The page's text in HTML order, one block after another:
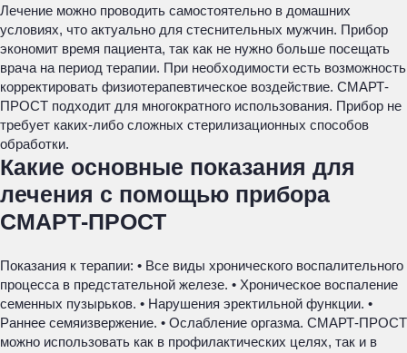
Лечение можно проводить самостоятельно в домашних
условиях, что актуально для стеснительных мужчин. Прибор
экономит время пациента, так как не нужно больше посещать
врача на период терапии. При необходимости есть возможность
корректировать физиотерапевтическое воздействие. СМАРТ-
ПРОСТ подходит для многократного использования. Прибор не
требует каких-либо сложных стерилизационных способов
обработки.
Какие основные показания для
лечения с помощью прибора
СМАРТ-ПРОСТ
Показания к терапии: • Все виды хронического воспалительного
процесса в предстательной железе. • Хроническое воспаление
семенных пузырьков. • Нарушения эректильной функции. •
Раннее семяизвержение. • Ослабление оргазма. СМАРТ-ПРОСТ
можно использовать как в профилактических целях, так и в